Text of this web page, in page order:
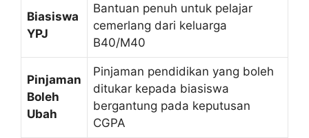
Biasiswa
YPJ
Bantuan penuh untuk pelajar
cemerlang dari keluarga
B40/M40
Pinjaman
Boleh
Ubah
Pinjaman pendidikan yang boleh
ditukar kepada biasiswa
bergantung pada keputusan
CGPA